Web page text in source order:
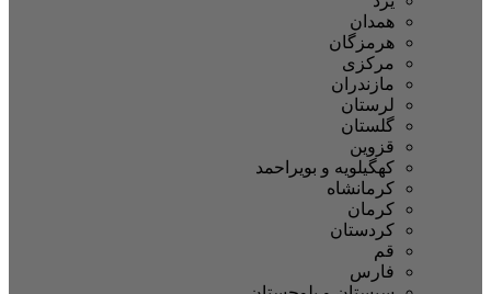
همدان
هرمزگان
مرکزی
مازندران
لرستان
گلستان
قزوین
کهگیلویه و بویراحمد
کرمانشاه
کرمان
کردستان
قم
فارس